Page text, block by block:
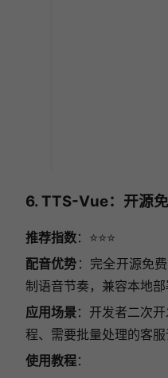
6. TTS-Vue：开源
推荐指数：⭐⭐⭐
配音优势 ：完全开源免
制语音节奏，兼容本地部
应用场景：开发者二次
程、需要批量处理的客服
使用教程：